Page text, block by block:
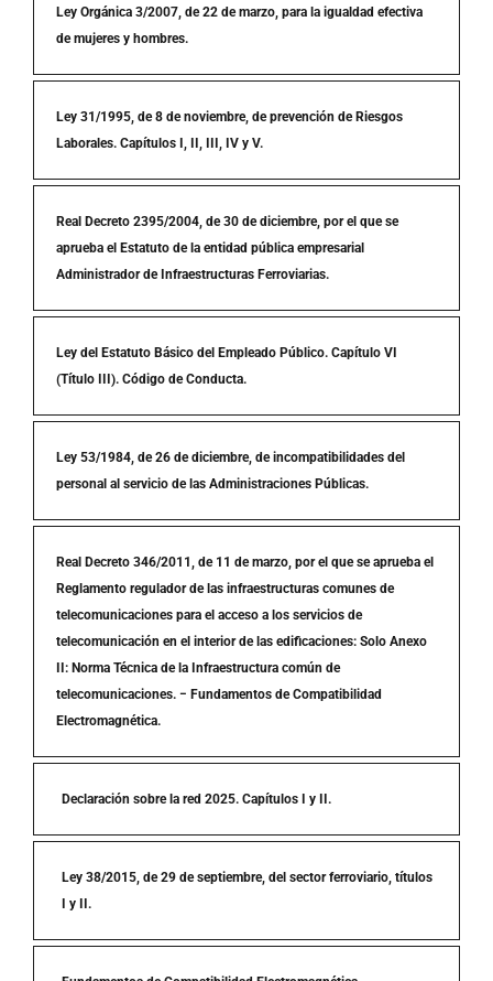
Ley Orgánica 3/2007, de 22 de marzo, para la igualdad efectiva
de mujeres y hombres.
Ley 31/1995, de 8 de noviembre, de prevención de Riesgos
Laborales. Capítulos I, II, III, IV y V.
Real Decreto 2395/2004, de 30 de diciembre, por el que se
aprueba el Estatuto de la entidad pública empresarial
Administrador de Infraestructuras Ferroviarias.
Ley del Estatuto Básico del Empleado Público. Capítulo VI
(Título III). Código de Conducta.
Ley 53/1984, de 26 de diciembre, de incompatibilidades del
personal al servicio de las Administraciones Públicas.
Real Decreto 346/2011, de 11 de marzo, por el que se aprueba el
Reglamento regulador de las infraestructuras comunes de
telecomunicaciones para el acceso a los servicios de
telecomunicación en el interior de las edificaciones: Solo Anexo
II: Norma Técnica de la Infraestructura común de
telecomunicaciones. − Fundamentos de Compatibilidad
Electromagnética.
Declaración sobre la red 2025. Capítulos I y II.
Ley 38/2015, de 29 de septiembre, del sector ferroviario, títulos
I y II.